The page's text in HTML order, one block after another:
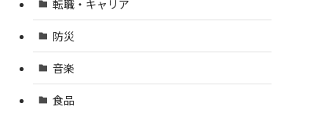
転職・キャリア
防災
音楽
食品